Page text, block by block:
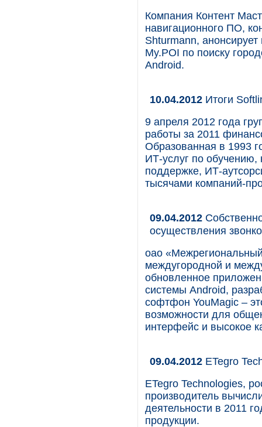
Компания Контент
навигационного ПО,
Shturmann,
My.POI по поиску
Android.
10.04.2012 Итоги
9 апреля 2012 года
работы за 2011
Образованная в 1993
ИТ-услуг по обучению,
поддержке, ИТ-
тысячами компаний-
09.04.2012
осуществления
оао
междугородной и
обновленное
системы Android,
софтфон YouMagic –
возможности для
интерфейс и высокое
09.04.2012 ETegro
ETegro Technologies,
производитель
деятельности в 2011
продукции.